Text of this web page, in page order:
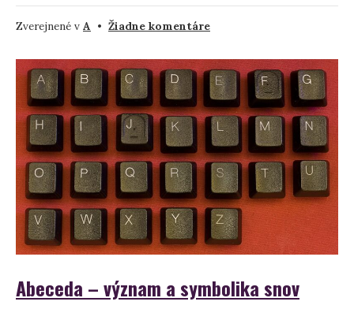
Zverejnené v A • Žiadne komentárena
snu
o
anomálii
Abeceda – význam a symbolika snov